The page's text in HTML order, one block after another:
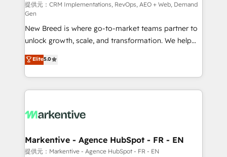
performance advertising via Point Success Media. -
Expert deployment of Breeze AI and custom agents
to automate growth. 🏆 Elite Excellence - 8 platform
accreditations and deep HIPAA-compliance
expertise. - A team of 250+ experts dedicated to
your resilient growth.
提供元：CRM Implementations, RevOps, AEO + Web, Demand
Gen
New Breed is where go-to-market teams partner to
unlock growth, scale, and transformation. We help
companies activate HubSpot’s AI-powered
customer platform and operationalize HubSpot’s
Loop Marketing framework through expert-led
services, smart agents, and purpose-built apps,
results, fast. ⚙️CRM & RevOps: Align all Hubs to your
🎯Demand Gen & ABM: Drive pipeline with inbound,
ABM, AEO, SEO, & paid media. 👩‍💻Web Design:
Elite5.0
Markentive - Agence HubSpot - FR - EN
提供元：Markentive - Agence HubSpot - FR - EN